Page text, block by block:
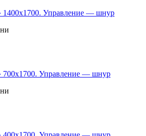
1400х1700. Управление — шнур
700х1700. Управление — шнур